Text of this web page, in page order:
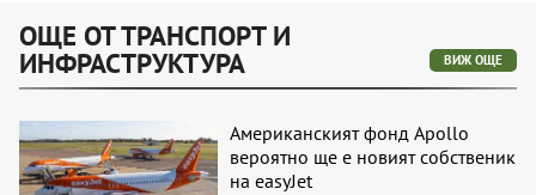
ОЩЕ ОТ ТРАНСПОРТ И
ИНФРАСТРУКТУРА ВИЖ ОЩЕ
Американският фонд Apollo
вероятно ще е новият собственик
на easyJet